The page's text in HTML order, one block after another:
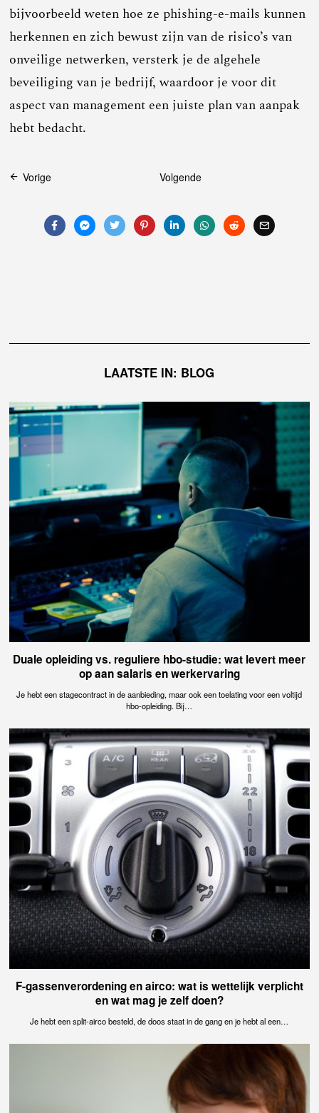
bijvoorbeeld weten hoe ze phishing-e-mails kunnen
herkennen en zich bewust zijn van de risico’s van
onveilige netwerken, versterk je de algehele
beveiliging van je bedrijf, waardoor je voor dit
aspect van management een juiste plan van aanpak
hebt bedacht.
Bericht
navigatie
Vorige Volgende
LAATSTE IN: BLOG
Duale opleiding vs. reguliere hbo-studie: wat levert meer
op aan salaris en werkervaring
Je hebt een stagecontract in de aanbieding, maar ook een toelating voor een voltijd
hbo-opleiding. Bij…
F-gassenverordening en airco: wat is wettelijk verplicht
en wat mag je zelf doen?
Je hebt een split-airco besteld, de doos staat in de gang en je hebt al een…